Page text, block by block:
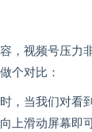
，视频号压力
个对比：
，当我们对看
上滑动屏幕即